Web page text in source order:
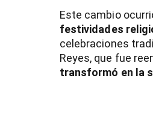
Este cambio
festividades
celebraciones
Reyes, que fue
transformó en la